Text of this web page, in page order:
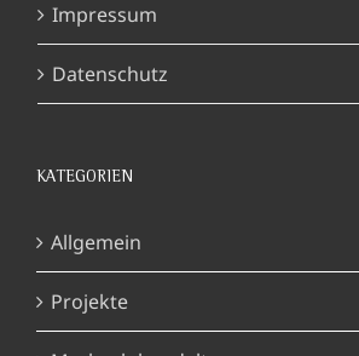
Impressum
Datenschutz
KATEGORIEN
Allgemein
Projekte